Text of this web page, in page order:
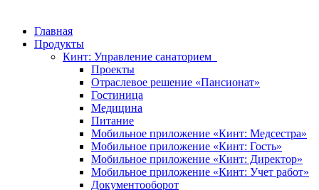
Главная
Продукты
Кинт: Управление санаторием
Проекты
Отраслевое решение «Пансионат»
Гостиница
Медицина
Питание
Мобильное приложение «Кинт: Медсестра»
Мобильное приложение «Кинт: Гость»
Мобильное приложение «Кинт: Директор»
Мобильное приложение «Кинт: Учет работ»
Документооборот